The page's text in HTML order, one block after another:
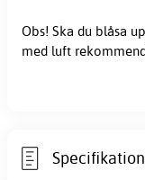
Obs! Ska du blåsa
med luft